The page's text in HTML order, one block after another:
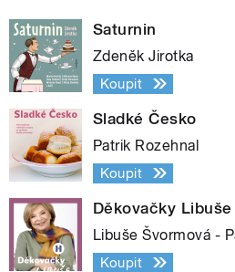
Saturnin
Zdeněk Jirotka
Koupit
Sladké Česko
Patrik Rozehnal
Koupit
Děkovačky
Libuše Švormová -
Koupit